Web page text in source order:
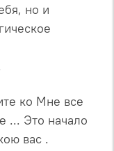
но и
ко Мне все
... Это начало
вас .